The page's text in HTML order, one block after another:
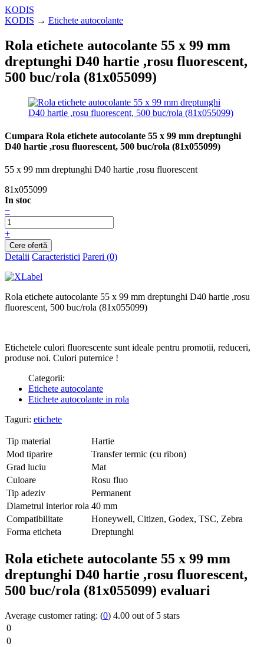
KODIS
KODIS → Etichete autocolante
Rola etichete autocolante 55 x 99 mm
dreptunghi D40 hartie ,rosu fluorescent,
500 buc/rola (81x055099)
Cumpara Rola etichete autocolante 55 x 99 mm dreptunghi
D40 hartie ,rosu fluorescent, 500 buc/rola (81x055099)
55 x 99 mm dreptunghi D40 hartie ,rosu fluorescent
81x055099
In stoc
−
+
Detalii Caracteristici Pareri (0)
Rola etichete autocolante 55 x 99 mm dreptunghi D40 hartie ,rosu
fluorescent, 500 buc/rola (81x055099)
Etichetele culori fluorescente sunt ideale pentru promotii, reduceri,
produse noi. Culori puternice !
Categorii:
Etichete autocolante
Etichete autocolante in rola
Taguri: etichete
Tip material
Hartie
Mod tiparire
Transfer termic (cu ribon)
Grad luciu
Mat
Culoare
Rosu fluo
Tip adeziv
Permanent
Diametrul interior rola 40 mm
Compatibilitate
Honeywell, Citizen, Godex, TSC, Zebra
Forma eticheta
Dreptunghi
Rola etichete autocolante 55 x 99 mm
dreptunghi D40 hartie ,rosu fluorescent,
500 buc/rola (81x055099) evaluari
Average customer rating: (0) 4.00 out of 5 stars
0
0